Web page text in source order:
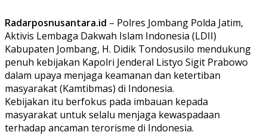
Radarposnusantara.id – Polres Jombang Polda Jatim,
Aktivis Lembaga Dakwah Islam Indonesia (LDII)
Kabupaten Jombang, H. Didik Tondosusilo mendukung
penuh kebijakan Kapolri Jenderal Listyo Sigit Prabowo
dalam upaya menjaga keamanan dan ketertiban
masyarakat (Kamtibmas) di Indonesia.
Kebijakan itu berfokus pada imbauan kepada
masyarakat untuk selalu menjaga kewaspadaan
terhadap ancaman terorisme di Indonesia.